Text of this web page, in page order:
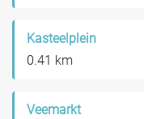
Kasteelplein
0.41 km
Veemarkt